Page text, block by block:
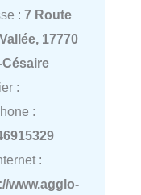
: 7 Route
17770
:
:
:
www.agglo-